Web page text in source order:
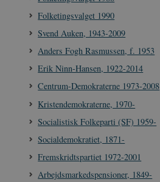
Folketingsvalget 1990
Svend Auken, 1943-2009
Anders Fogh Rasmussen, f. 1953
Erik Ninn-Hansen, 1922-2014
Centrum-Demokraterne 1973-2008
Kristendemokraterne, 1970-
Socialistisk Folkeparti (SF) 1959-
Socialdemokratiet, 1871-
Fremskridtspartiet 1972-2001
Arbejdsmarkedspensioner, 1849-